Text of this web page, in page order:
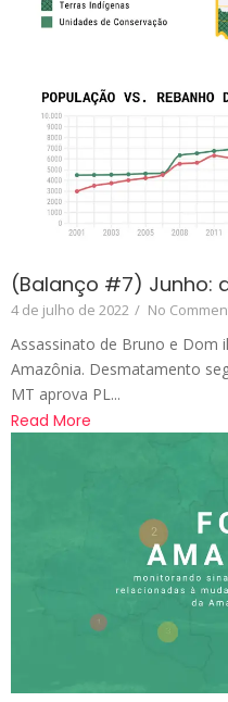
(Balanço #7) Junho:
4 de julho de 2022 / No
Assassinato de Bruno e Dom
Amazônia. Desmatamento
MT aprova PL...
Read More